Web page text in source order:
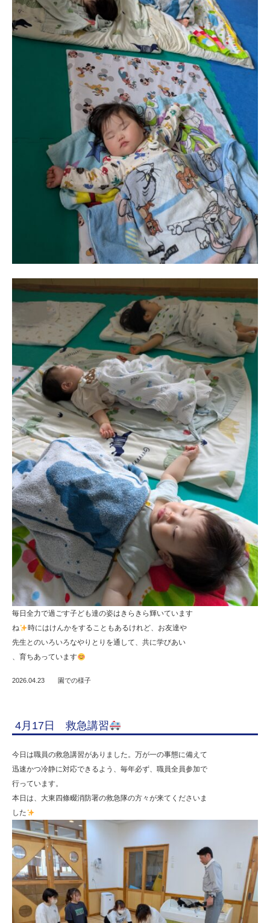
毎日全力で過ごす子ども達の姿はきらきら輝いています
ね
時にはけんかをすることもあるけれど、お友達や
先生とのいろいろなやりとりを通して、共に学びあい
、育ちあっています
2026.04.23 園での様子
4月17日 救急講習
今日は職員の救急講習がありました。万が一の事態に備えて
迅速かつ冷静に対応できるよう、毎年必ず、職員全員参加で
行っています。
本日は、大東四條畷消防署の救急隊の方々が来てくださいま
した